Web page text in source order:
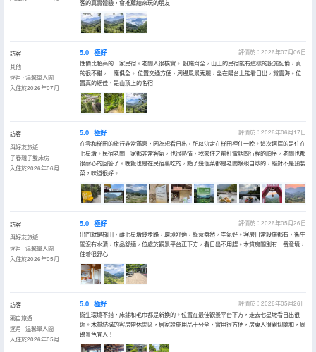
客的真實體驗，會推薦給來玩的朋友
訪客
其他
逐月 · 温馨單人間
入住於2026年07月
5.0 極好
評價於：2026年07月06日
性價比超高的一家民宿。老闆人很樸實。 設施齊全，山上的民宿能有這樣的設施配備，真
的很不錯，一應俱全。 位置交通方便，周邊風景秀麗，坐在陽台上能看日出，賞雲海。位
置真的絕佳，是山頂上的名宿
訪客
與好友旅遊
子春親子雙床房
入住於2026年06月
5.0 極好
評價於：2026年06月17日
在雲和梯田的旅行非常滿意，因為想看日出，所以決定在梯田裡住一晚。這次選擇的是住在
七星墩。民宿老闆一家都非常客氣，也很熱情，我來住之前打電話問行程的順序，老闆也都
很耐心的回答了。晚飯也是在民宿裏吃的，點了幾個菜都是老闆娘親自炒的，絕對不是預製
菜，味道很好。
訪客
與好友旅遊
逐月 · 温馨單人間
入住於2026年05月
5.0 極好
評價於：2026年05月26日
出門就是梯田，離七星墩幾步路，環境舒適，綠意盎然，空氣好。客房日常設施都有，衞生
間沒有水漬，床品舒適，位處於觀景平台正下方，看日出不用趕。木質房間別有一番意境，
住着很舒心
訪客
獨自旅遊
逐月 · 温馨單人間
入住於2026年05月
5.0 極好
評價於：2026年05月26日
衞生環境不錯，床鋪和毛巾都是新換的。位置在最佳觀景平台下方，走去七星墩看日出很
近。木質結構的客房帶休閑區，居家設施用品十分全，實用很方便，房東人很親切隨和，周
邊景色宜人！